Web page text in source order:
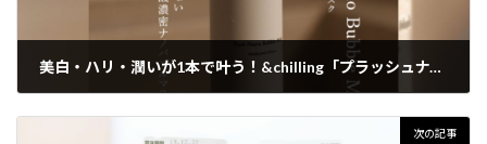
美白・ハリ・潤いが1本で叶う！&chilling「プラッシュナノバブルマスク」徹底解説
次の記事